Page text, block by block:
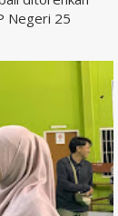
Negeri 25